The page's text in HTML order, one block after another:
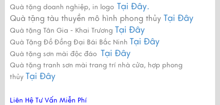
Quà tặng doanh nghiệp, in logo Tại Đây.
Quà tặng tàu thuyền mô hình phong thủy Tại Đây
Quà tặng Tân Gia - Khai Trương Tại Đây
Quà Tặng Đồ Đồng Đại Bái Bắc Ninh Tại Đây
Quà tặng sơn mài độc đáo Tại Đây
Quà tặng tranh sơn mài trang trí nhà cửa, hợp phong
thủy Tại Đây
Liên Hệ Tư Vấn Miễn Phí